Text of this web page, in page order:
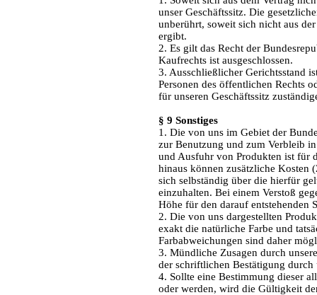
unser Geschäftssitz. Die
unberührt, soweit sich nicht aus
ergibt.
2. Es gilt das Recht der
Kaufrechts ist ausgeschlossen.
3. Ausschließlicher Gerichtsstand
Personen des öffentlichen Rechts
für unseren Geschäftssitz
§ 9 Sonstiges
1. Die von uns im Gebiet der
zur Benutzung und zum Verbleib
und Ausfuhr von Produkten ist für
hinaus können zusätzliche Kosten
sich selbständig über die hierfür
einzuhalten. Bei einem Verstoß
Höhe für den darauf entstehenden
2. Die von uns dargestellten
exakt die natürliche Farbe und
Farbabweichungen sind daher
3. Mündliche Zusagen durch
der schriftlichen Bestätigung durch
4. Sollte eine Bestimmung dieser
oder werden, wird die Gültigkeit